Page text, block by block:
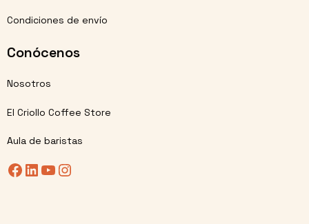
Condiciones de envío
Conócenos
Nosotros
El Criollo Coffee Store
Aula de baristas
Facebook LinkedIn YouTube Instagram